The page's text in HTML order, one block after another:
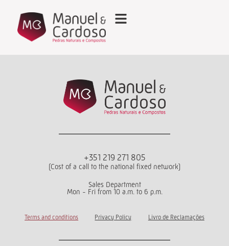
+351 219 271 805
(Cost of a call to the national fixed network)
Sales Department
Mon - Fri from 10 a.m. to 6 p.m.
Terms and conditions Privacy Policy Livro de Reclamações